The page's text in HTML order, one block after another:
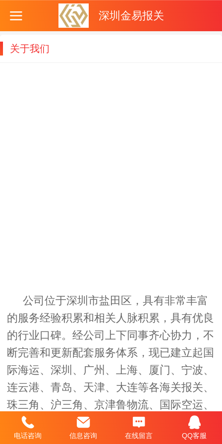
深圳金易报关
关于我们
公司位于深圳市盐田区，具有非常丰富
的服务经验积累和相关人脉积累，具有优良
的行业口碑。经公司上下同事齐心协力，不
断完善和更新配套服务体系，现已建立起国
际海运、深圳、广州、上海、厦门、宁波、
连云港、青岛、天津、大连等各海关报关、
珠三角、沪三角、京津鲁物流、国际空运、
国际快递、中国检验检疫、贸促会等全方位
的工作系统和网络配置。
电话咨询 信息咨询 在线留言 QQ客服